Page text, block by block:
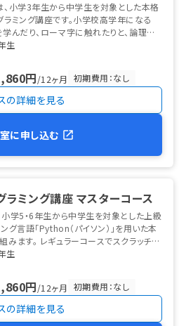
、小学3年生から中学生を対象とした本格
ラミング講座です。小学校高学年になる
んだり、ローマ字に触れたりと、論理的
期。 ...
生
円/12ヶ月 初期費用：なし
の詳細を見る
に申し込む
ラミング講座 マスターコース
小学5・6年生から中学生を対象とした上級
グ言語「Python（パイソン）」を用いた本
スでスクラッチ型
生
円/12ヶ月 初期費用：なし
の詳細を見る